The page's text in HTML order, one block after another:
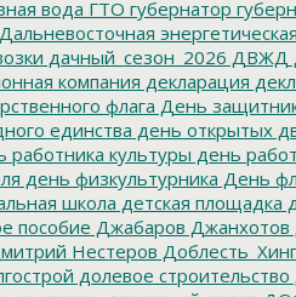
вода ГТО губернатор
Дальневосточная
дачный_сезон_2026 ДВЖД
компания декларация
флага День
единства день открытых
работника культуры день
день физкультурника День
школа детская площадка
пособие Джабаров Джанхотов
Нестеров
долевое строительство